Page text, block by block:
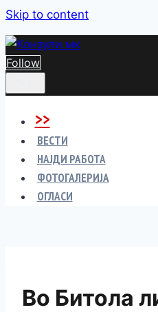
Skip to content
Follow
>>
ВЕСТИ
НАЈДИ РАБОТА
ФОТОГАЛЕРИЈА
ОГЛАСИ
Во Битола